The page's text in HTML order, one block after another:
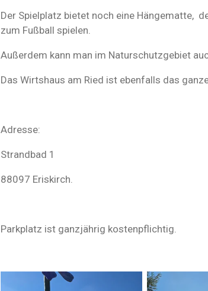
S
t
r
n
d
Der Spielplatz bietet noch eine Hängematte,
zum Fußball spielen.
Außerdem kann man im Naturschutzgebiet
Das Wirtshaus am Ried ist ebenfalls das
Adresse:
Strandbad 1
88097 Eriskirch.
Parkplatz ist ganzjährig kostenpflichtig.